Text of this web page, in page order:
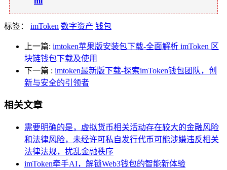
标签： imToken 数字资产 钱包
上一篇: imtoken苹果版安装包下载-全面解析 imToken 区
块链钱包下载及使用
下一篇 : imtoken最新版下载-探索imToken钱包团队，创
新与安全的引领者
相关文章
需要明确的是，虚拟货币相关活动存在较大的金融风险
和法律风险，未经许可私自发行代币可能涉嫌违反相关
法律法规，扰乱金融秩序
imToken牵手AI，解锁Web3钱包的智能新体验